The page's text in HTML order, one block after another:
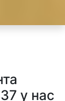
у нас